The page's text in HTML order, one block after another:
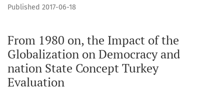
From 1980 on, the Impact of the
Globalization on Democracy and
nation State Concept Turkey
Evaluation
Published 2017-06-18